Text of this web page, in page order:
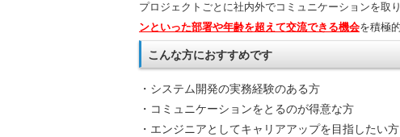
プロジェクトごとに社内外でコミュニケーションを取
ンといった部署や年齢を超えて交流できる機会を積極
こんな方におすすめです
・システム開発の実務経験のある方
・コミュニケーションをとるのが得意な方
・エンジニアとしてキャリアアップを目指したい方